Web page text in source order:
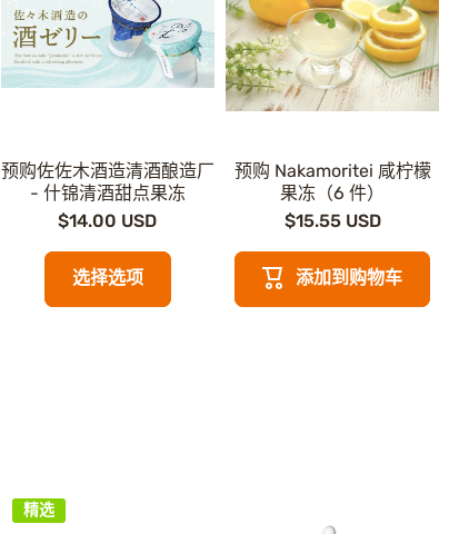
预购佐佐木酒造清酒酿造厂
- 什锦清酒甜点果冻
$14.00 USD
选择选项
预购 Nakamoritei 咸柠檬
果冻（6 件）
$15.55 USD
添加到购物车
精选